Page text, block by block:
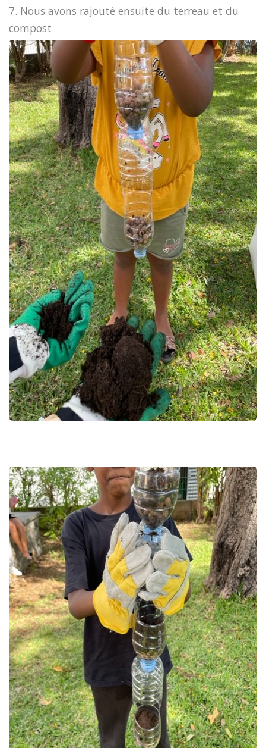
7. Nous avons rajouté ensuite du terreau et du
compost